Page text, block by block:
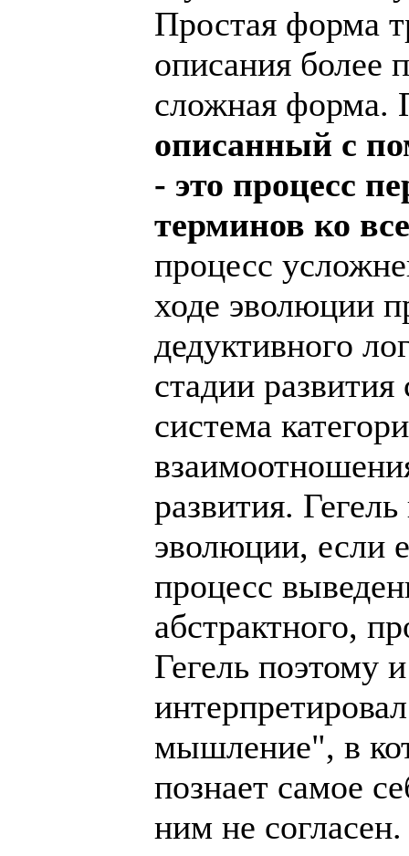
Простая форма
описания более
сложная форма.
описанный с
- это процесс
терминов ко
процесс
ходе эволюции
дедуктивного
стадии развития
система
развития.
эволюции, если
процесс
абстрактного,
Гегель поэтому
мышление", в
познает самое
ним не